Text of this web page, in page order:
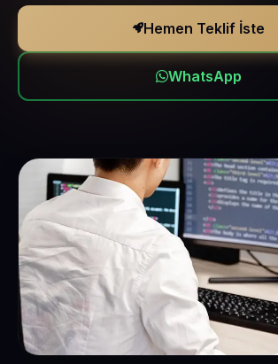
Hemen Teklif İste
WhatsApp